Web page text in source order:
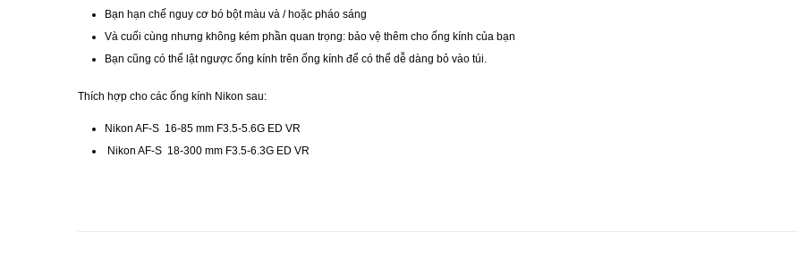
Bạn hạn chế nguy cơ bó bột màu và / hoặc pháo sáng
Và cuối cùng nhưng không kém phần quan trọng: bảo vệ thêm cho ống kính của bạn
Bạn cũng có thể lật ngược ống kính trên ống kính để có thể dễ dàng bỏ vào túi.
Thích hợp cho các ống kính Nikon sau:
Nikon AF-S 16-85 mm F3.5-5.6G ED VR
Nikon AF-S 18-300 mm F3.5-6.3G ED VR